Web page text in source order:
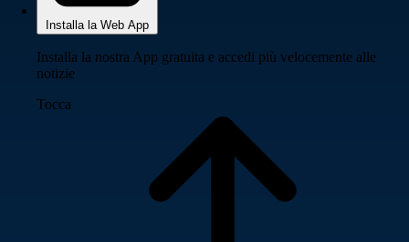
Installa la Web App
Installa la nostra App gratuita e accedi più velocemente alle
notizie
Tocca